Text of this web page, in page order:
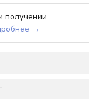
получении.
→